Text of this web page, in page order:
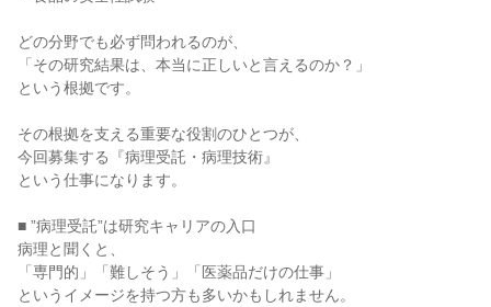
どの分野でも必ず問われるのが、
「その研究結果は、本当に正しいと言えるのか？」
という根拠です。
その根拠を支える重要な役割のひとつが、
今回募集する『病理受託・病理技術』
という仕事になります。
■ ”病理受託”は研究キャリアの入口
病理と聞くと、
「専門的」「難しそう」「医薬品だけの仕事」
というイメージを持つ方も多いかもしれません。